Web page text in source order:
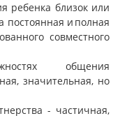
ребенка близок или
постоянная и полная
совместного
общения
значительная, но
- частичная,